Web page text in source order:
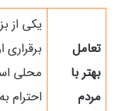
تعامل
بهتر با
مردم
یکی از
برقراری
محلی
احترام